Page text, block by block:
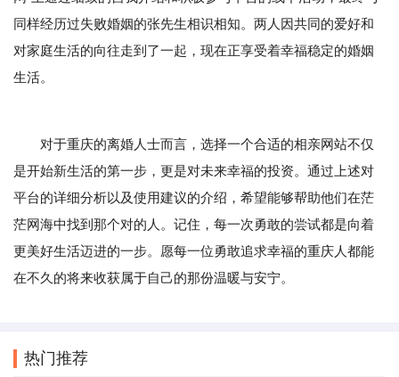
同样经历过失败婚姻的张先生相识相知。两人因共同的爱好和
对家庭生活的向往走到了一起，现在正享受着幸福稳定的婚姻
生活。
对于重庆的离婚人士而言，选择一个合适的相亲网站不仅
是开始新生活的第一步，更是对未来幸福的投资。通过上述对
平台的详细分析以及使用建议的介绍，希望能够帮助他们在茫
茫网海中找到那个对的人。记住，每一次勇敢的尝试都是向着
更美好生活迈进的一步。愿每一位勇敢追求幸福的重庆人都能
在不久的将来收获属于自己的那份温暖与安宁。
热门推荐